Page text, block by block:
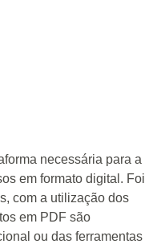
necessária para a
em formato digital. Foi
com a utilização dos
em PDF são
ou das ferramentas